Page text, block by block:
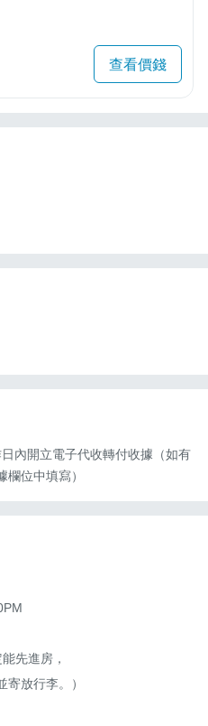
查看價錢
內開立電子代收轉付收據（如有
位中填寫）
先進房，
放行李。）